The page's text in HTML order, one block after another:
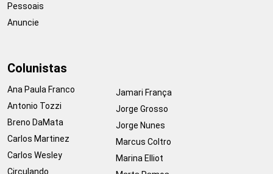
Pessoais
Anuncie
Colunistas
Ana Paula Franco
Antonio Tozzi
Breno DaMata
Carlos Martinez
Carlos Wesley
Circulando
Jamari França
Jorge Grosso
Jorge Nunes
Marcus Coltro
Marina Elliot